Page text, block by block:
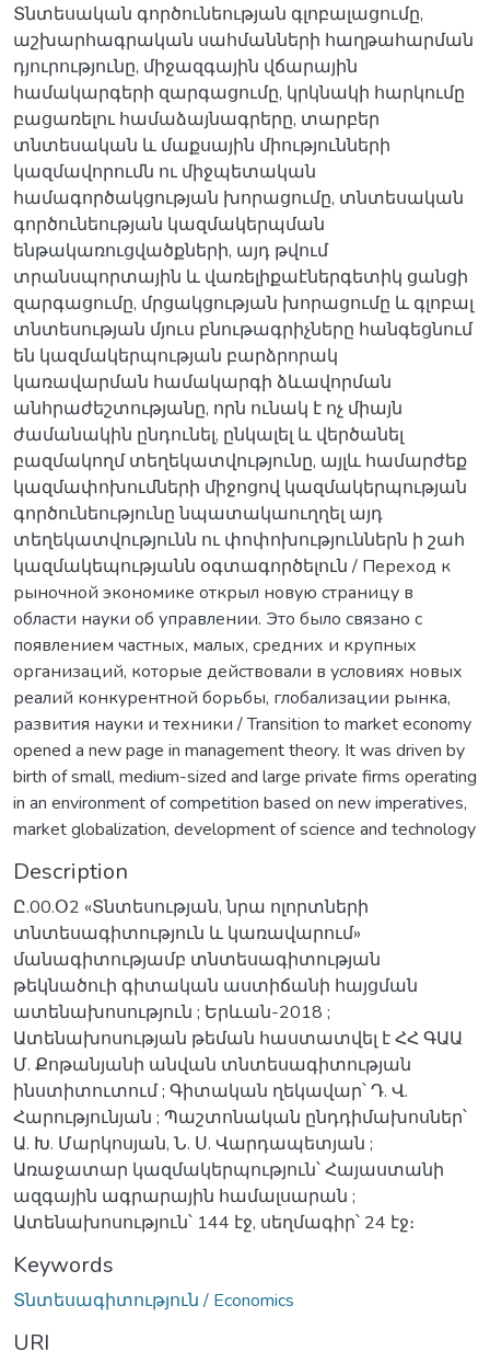
Տնտեսական գործունեության գլոբալացումը,
աշխարհագրական սահմանների հաղթահարման
դյուրությունը, միջազգային վճարային
համակարգերի զարգացումը, կրկնակի հարկումը
բացառելու համաձայնագրերը, տարբեր
տնտեսական և մաքսային միությունների
կազմավորումն ու միջպետական
համագործակցության խորացումը, տնտեսական
գործունեության կազմակերպման
ենթակառուցվածքների, այդ թվում
տրանսպորտային և վառելիքաէներգետիկ ցանցի
զարգացումը, մրցակցության խորացումը և գլոբալ
տնտեսության մյուս բնութագրիչները հանգեցնում
են կազմակերպության բարձրորակ
կառավարման համակարգի ձևավորման
անհրաժեշտությանը, որն ունակ է ոչ միայն
ժամանակին ընդունել, ընկալել և վերծանել
բազմակողմ տեղեկատվությունը, այլև համարժեք
կազմափոխումների միջոցով կազմակերպության
գործունեությունը նպատակաուղղել այդ
տեղեկատվությունն ու փոփոխություններն ի շահ
կազմակեպությանն օգտագործելուն / Переход к
рыночной экономике открыл новую страницу в
области науки об управлении. Это было связано с
появлением частных, малых, средних и крупных
организаций, которые действовали в условиях новых
реалий конкурентной борьбы, глобализации рынка,
развития науки и техники / Transition to market economy
opened a new page in management theory. It was driven by
birth of small, medium-sized and large private firms operating
in an environment of competition based on new imperatives,
market globalization, development of science and technology
Description
Ը.00.Օ2 «Տնտեսության, նրա ոլորտների
տնտեսագիտություն և կառավարում»
մանագիտությամբ տնտեսագիտության
թեկնածուի գիտական աստիճանի հայցման
ատենախոսություն ; Երևան-2018 ;
Ատենախոսության թեման հաստատվել է ՀՀ ԳԱԱ
Մ. Քոթանյանի անվան տնտեսագիտության
ինստիտուտում ; Գիտական ղեկավար՝ Դ. Վ.
Հարությունյան ; Պաշտոնական ընդդիմախոսներ՝
Ա. Խ. Մարկոսյան, Ն. Ս. Վարդապետյան ;
Առաջատար կազմակերպություն՝ Հայաստանի
ազգային ագրարային համալսարան ;
Ատենախոսություն՝ 144 էջ, սեղմագիր՝ 24 էջ։
Keywords
Տնտեսագիտություն / Economics
URI